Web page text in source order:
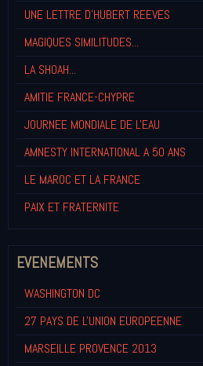
UNE LETTRE D'HUBERT REEVES
MAGIQUES SIMILITUDES...
LA SHOAH...
AMITIE FRANCE-CHYPRE
JOURNEE MONDIALE DE L'EAU
AMNESTY INTERNATIONAL A 50 ANS
LE MAROC ET LA FRANCE
PAIX ET FRATERNITE
EVENEMENTS
WASHINGTON DC
27 PAYS DE L'UNION EUROPEENNE
MARSEILLE PROVENCE 2013